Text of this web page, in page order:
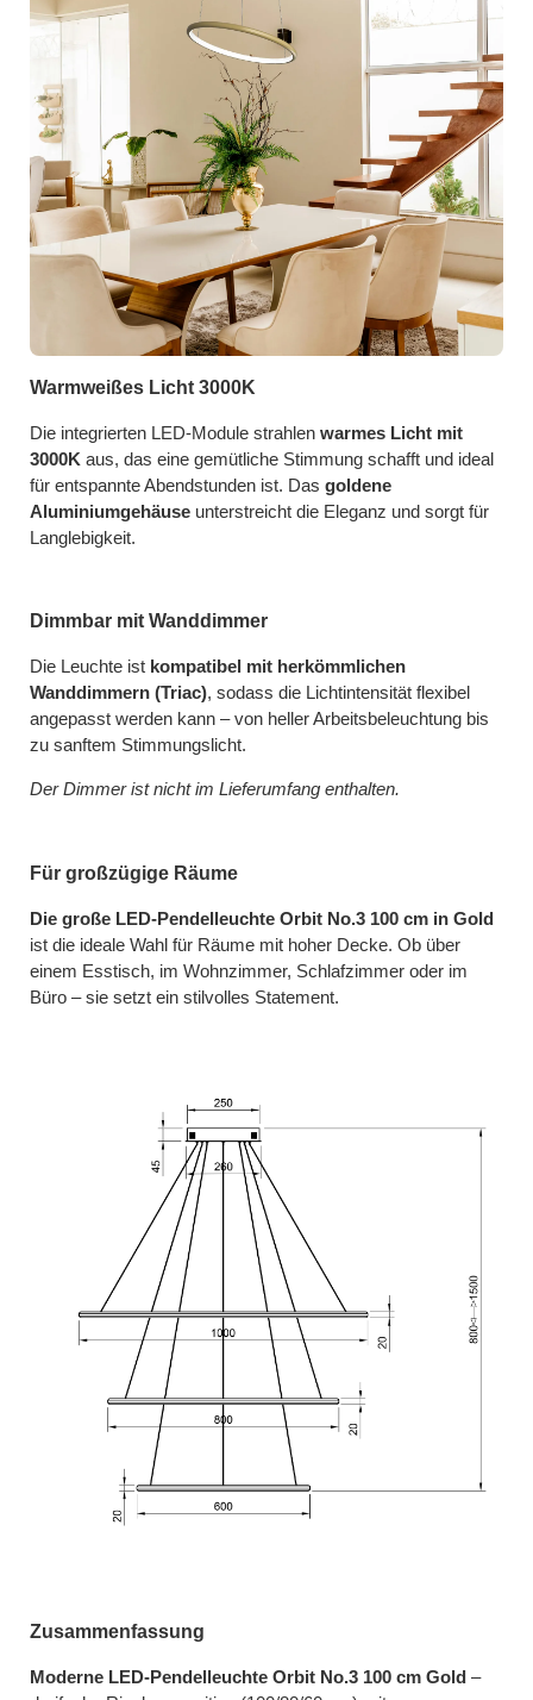
Warmweißes Licht 3000K
Die integrierten LED-Module strahlen warmes Licht mit
3000K aus, das eine gemütliche Stimmung schafft und ideal
für entspannte Abendstunden ist. Das goldene
Aluminiumgehäuse unterstreicht die Eleganz und sorgt für
Langlebigkeit.
Dimmbar mit Wanddimmer
Die Leuchte ist kompatibel mit herkömmlichen
Wanddimmern (Triac), sodass die Lichtintensität flexibel
angepasst werden kann – von heller Arbeitsbeleuchtung bis
zu sanftem Stimmungslicht.
Der Dimmer ist nicht im Lieferumfang enthalten.
Für großzügige Räume
Die große LED-Pendelleuchte Orbit No.3 100 cm in Gold
ist die ideale Wahl für Räume mit hoher Decke. Ob über
einem Esstisch, im Wohnzimmer, Schlafzimmer oder im
Büro – sie setzt ein stilvolles Statement.
Zusammenfassung
Moderne LED-Pendelleuchte Orbit No.3 100 cm Gold –